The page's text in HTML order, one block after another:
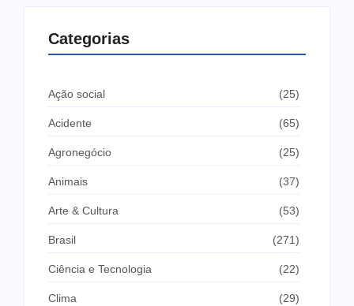
Categorias
Ação social (25)
Acidente (65)
Agronegócio (25)
Animais (37)
Arte & Cultura (53)
Brasil (271)
Ciência e Tecnologia (22)
Clima (29)